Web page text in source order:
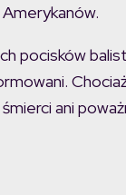
pocisków
ani